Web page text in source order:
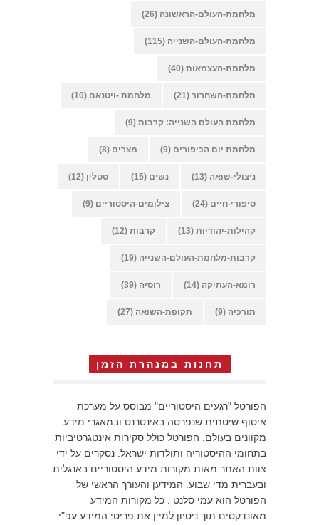
מלחמת-העולם-הראשונה (26)
מלחמת-העולם-השנייה (115)
מלחמת-העצמאות (40)
מלחמת-השחרור (21) מלחמת -ויטנאם (10)
מלחמת העולם השנייה: קרבות (9)
מלחמת יום הכיפורים (9) מצרים (8)
ניצולי-שואה (13) נשים (15) סטלין (12)
סיפורי-חיים (24) צילומים-היסטוריים (9)
קהילות-יהודיות (13) קרבות (12)
קרבות-מלחמת-העולם-השנייה (19)
רומא-העתיקה (14) רוסיה (39)
תורכיה (9) תקופת-השואה (27)
תחנות במנהרת הזמן
הפורטל "רגעים היסטוריים" מבוסס על מערכת
איסוף שיטתית שנפרסה באינטרנט ובמאגרי מידע
מקוונים בעולם. הפורטל כולל סקירות אינטגרטיביות
בתחומי ההיסטוריה ותולדות ישראל. נסקרים על ידי
צוות האתר מאות מקורות מידע היסטוריים באנגלית
ובעברית מדי שבוע. המידען והעורך הראשי של
הפורטל הוא עמי סלנט . כל מקורות המידע
מאונדקסים תוך ניסיון למיין את פריטי המידע עפ"י